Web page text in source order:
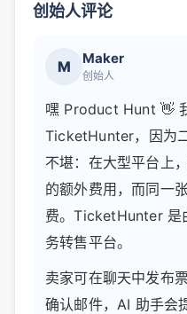
创始人评论
M Maker
创始人
嘿 Product Hunt 👋
TicketHunter，因为
不堪：在大型平台上
的额外费用，而同一
费。TicketHunter 是
务转售平台。
卖家可在聊天中发布
确认邮件，AI 助手会